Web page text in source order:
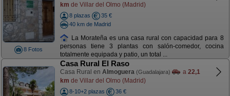
8 Fotos
km de Villar del Olmo (Madrid)
8 plazas
35 €
40 km de Madrid
La Morateña es una casa rural con capacidad para 8
personas tiene 3 plantas con salón-comedor, cocina
totalmente equipada y patio, un total ...
Casa Rural El Raso
Casa Rural en Almoguera (Guadalajara) a 22,1
km de Villar del Olmo (Madrid)
8-10+2 plazas
36 €